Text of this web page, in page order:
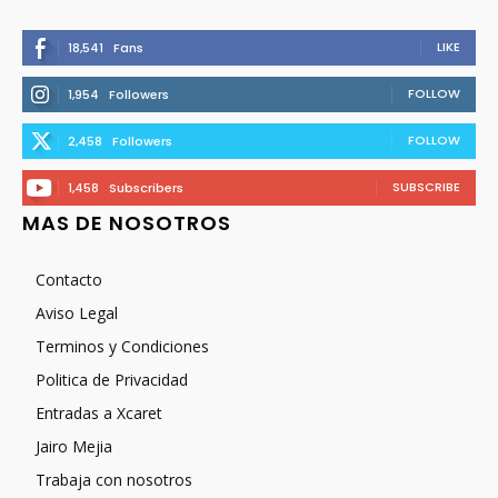
18,541 Fans LIKE
1,954 Followers FOLLOW
2,458 Followers FOLLOW
1,458 Subscribers SUBSCRIBE
MAS DE NOSOTROS
Contacto
Aviso Legal
Terminos y Condiciones
Politica de Privacidad
Entradas a Xcaret
Jairo Mejia
Trabaja con nosotros